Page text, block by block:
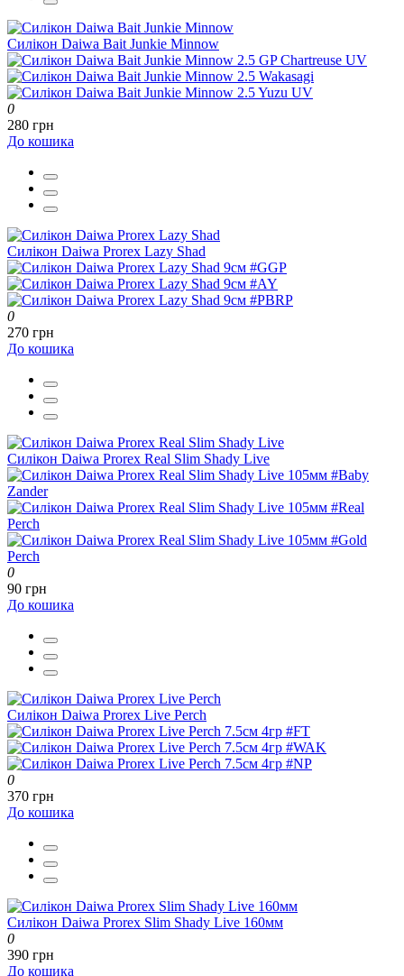
Силікон Daiwa Bait Junkie Minnow
0
280 грн
До кошика
Силікон Daiwa Prorex Lazy Shad
0
270 грн
До кошика
Силікон Daiwa Prorex Real Slim Shady Live
0
90 грн
До кошика
Силікон Daiwa Prorex Live Perch
0
370 грн
До кошика
Силікон Daiwa Prorex Slim Shady Live 160мм
0
390 грн
До кошика